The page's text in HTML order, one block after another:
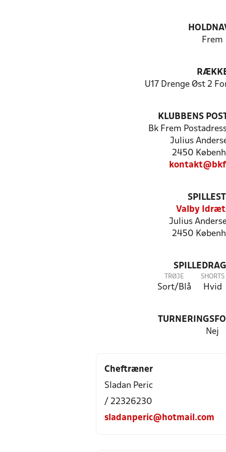
Frem
U17 Drenge Øst 2
KLUBBENS
Bk Frem
Julius
2450
Valby
Julius
2450
TRØJE
Sort/Blå
SHORTS
Hvid
Nej
Cheftræner
Sladan Peric
/ 22326230
sladanperic@hotmail.com